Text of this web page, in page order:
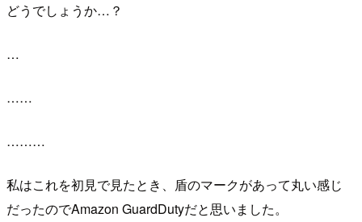
どうでしょうか…？
…
……
………
私はこれを初見で見たとき、盾のマークがあって丸い感じ
だったのでAmazon GuardDutyだと思いました。